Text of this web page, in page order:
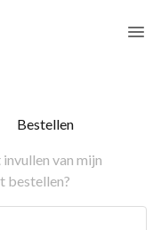
Bestellen
van mijn
bestellen?